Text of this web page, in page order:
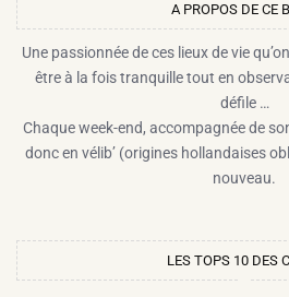
A PROPOS DE CE
Une passionnée de ces lieux de vie
être à la fois tranquille tout en
défile …
Chaque week-end, accompagnée de
donc en vélib’ (origines hollandaises
nouveau.
LES TOPS 10 DES